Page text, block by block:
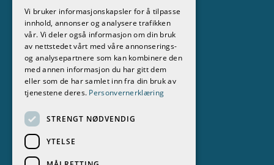
Meld deg på vårt nyhetsbrev
Følg oss
Vi bruker informasjonskapsler for å tilpasse
innhold, annonser og analysere trafikken
vår. Vi deler også informasjon om din bruk
av nettstedet vårt med våre annonserings-
og analysepartnere som kan kombinere den
med annen informasjon du har gitt dem
eller som de har samlet inn fra din bruk av
tjenestene deres. Personvernerklæring
STRENGT NØDVENDIG
YTELSE